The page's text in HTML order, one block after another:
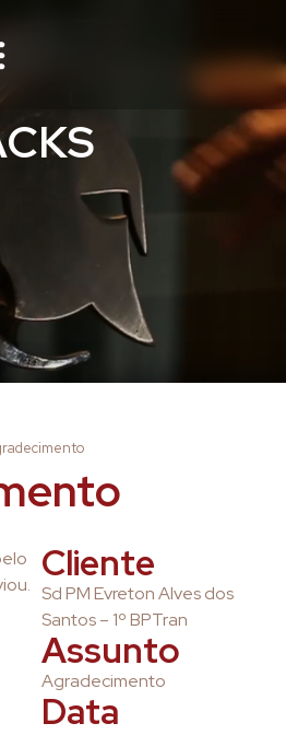
Cliente
Sd PM Evreton Alves dos
Santos – 1º BPTran
Assunto
Agradecimento
Data